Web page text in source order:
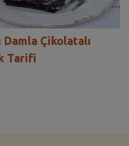
Damla Çikolatalı
Tarifi